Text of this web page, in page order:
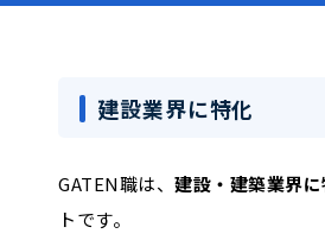
建設業界に特化
GATEN職は、 建設・建築業界
トです。